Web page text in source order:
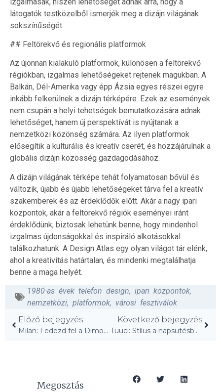
látogatók testközelből ismerjék meg a dizájn világának
sokszínűségét.
## Feltörekvő és regionális platformok
Az újonnan kialakuló platformok, különösen a feltörekvő
régiókban, izgalmas lehetőségeket rejtenek magukban. A
Balkán, Dél-Amerika vagy épp Ázsia egyes részei egyre
inkább felkerülnek a dizájn térképére. Ezek az események
nem csupán a helyi tehetségek bemutatkozására adnak
lehetőséget, hanem új perspektívát is nyújtanak a
nemzetközi közönség számára. Az ilyen platformok
elősegítik a kulturális és kreatív cserét, és hozzájárulnak a
globális dizájn közösség gazdagodásához.
A dizájn világának térképe tehát folyamatosan bővül és
változik, újabb és újabb lehetőségeket tárva fel a kreatív
szakemberek és az érdeklődők előtt. Akár a nagy ipari
központok, akár a feltörekvő régiók eseményei iránt
érdeklődünk, biztosak lehetünk benne, hogy mindenhol
izgalmas újdonságokkal és inspiráló alkotásokkal
találkozhatunk. A Design Atlas egy olyan világot tár elénk,
ahol a kreativitás határtalan, és mindenki megtalálhatja
benne a maga helyét.
1980-as évek telefon design, ipari központok,
nemzetközi, platformok, városi fesztiválok
Előző bejegyzés
Milan: Fedezd fel a Dimoregallery új terét!
Következő bejegyzés
Tuuci: Stílus a napsütésben!
Megosztás